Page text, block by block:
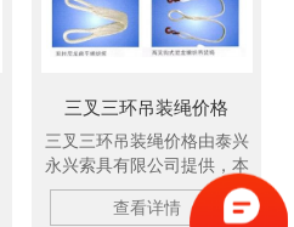
三叉三环吊装绳价格
三叉三环吊装绳价格由泰兴
永兴索具有限公司提供，本
公司定制卷板吊钩，吊带，
钢丝绳，美国杜邦丝引纸绳
查看详情